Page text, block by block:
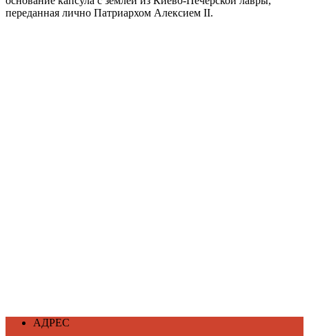
переданная лично Патриархом Алексием II.
АДРЕС